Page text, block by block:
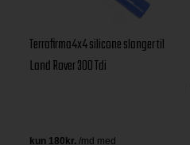
Terrafirma4x4 silicone slanger til
Land Rover 300 Tdi